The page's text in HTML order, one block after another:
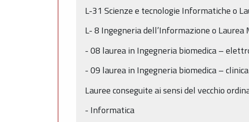
L-31 Scienze e tecnologie Informatiche o
L- 8 Ingegneria dell’Informazione o
- 08 laurea in Ingegneria biomedica –
- 09 laurea in Ingegneria biomedica –
Lauree conseguite ai sensi del vecchio
- Informatica